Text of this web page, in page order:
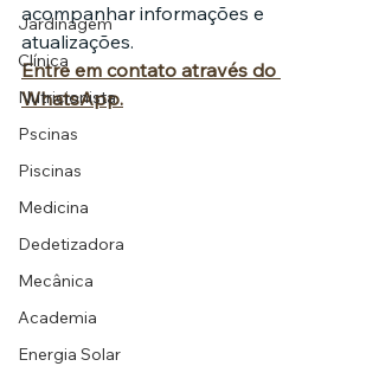
Jardinagem
Clínica
Nutricionista
Pscinas
Piscinas
Medicina
Dedetizadora
Mecânica
Academia
Energia Solar
acompanhar informações e
atualizações.
Entre em contato através do
WhatsApp.